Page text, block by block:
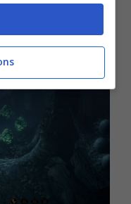
più fluida,